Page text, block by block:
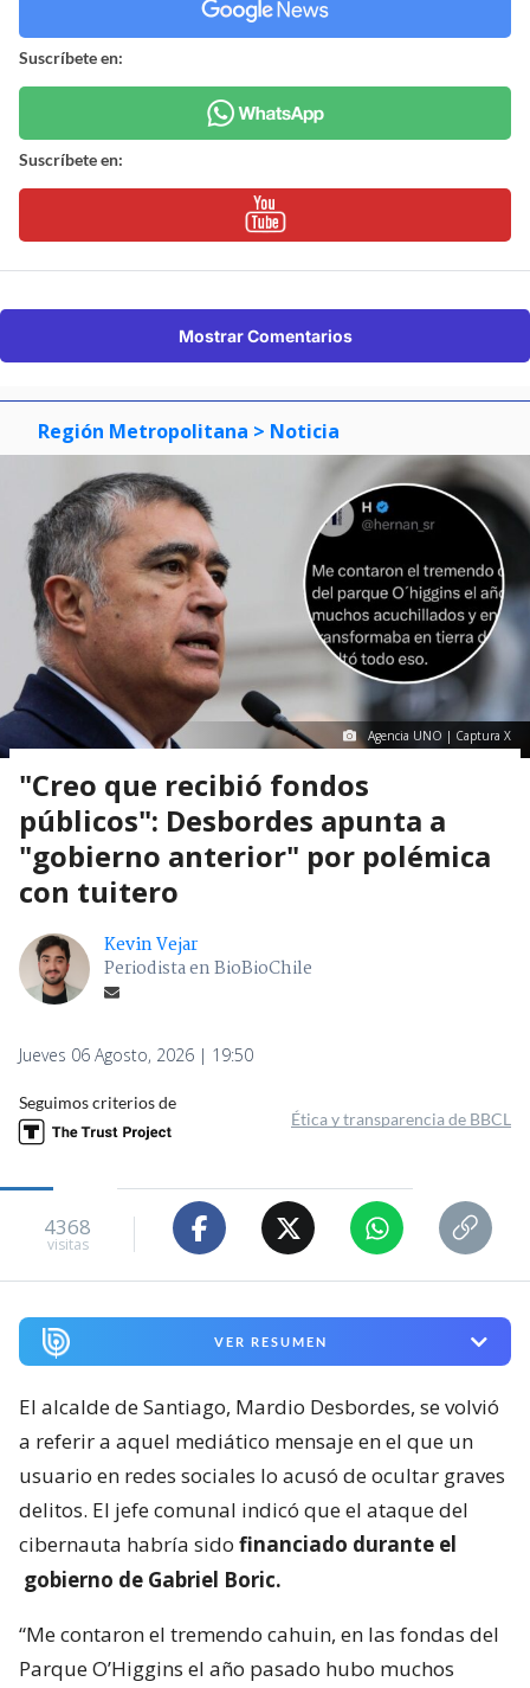
Suscríbete en:
Suscríbete en:
Mostrar Comentarios
Región Metropolitana > Noticia
Agencia UNO | Captura X
"Creo que recibió fondos
públicos": Desbordes apunta a
"gobierno anterior" por polémica
con tuitero
Kevin Vejar
Periodista en BioBioChile
Jueves 06 Agosto, 2026 | 19:50
Seguimos criterios de
Ética y transparencia de BBCL
4368
visitas
VER RESUMEN
El alcalde de Santiago, Mardio Desbordes, se volvió
a referir a aquel mediático mensaje en el que un
usuario en redes sociales lo acusó de ocultar graves
delitos. El jefe comunal indicó que el ataque del
cibernauta habría sido financiado durante el
gobierno de Gabriel Boric.
“Me contaron el tremendo cahuin, en las fondas del
Parque O’Higgins el año pasado hubo muchos